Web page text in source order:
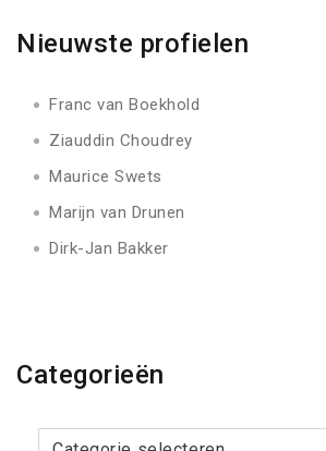
Nieuwste profielen
Franc van Boekhold
Ziauddin Choudrey
Maurice Swets
Marijn van Drunen
Dirk-Jan Bakker
Categorieën
Categorieën